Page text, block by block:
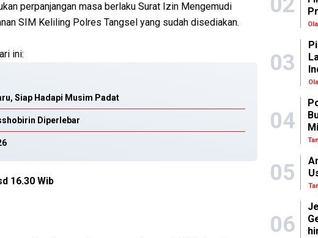
perpanjangan masa berlaku Surat Izin Mengemudi
SIM Keliling Polres Tangsel yang sudah disediakan.
ini:
Siap Hadapi Musim Padat
Diperlebar
16.30 Wib
03
04
05
06